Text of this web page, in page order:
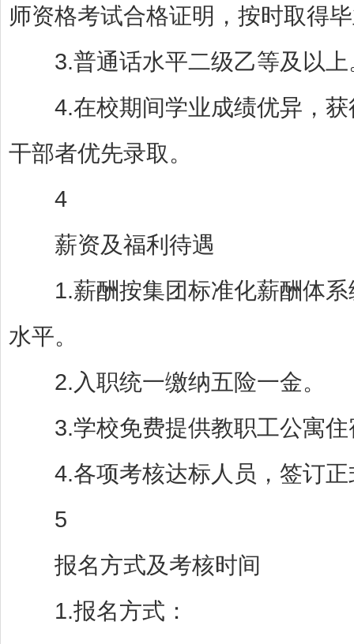
师资格考试合格证明，按时取得
3.普通话水平二级乙等及以上
4.在校期间学业成绩优异，获
干部者优先录取。
4
薪资及福利待遇
1.薪酬按集团标准化薪酬体系
水平。
2.入职统一缴纳五险一金。
3.学校免费提供教职工公寓住
4.各项考核达标人员，签订正
5
报名方式及考核时间
1.报名方式：